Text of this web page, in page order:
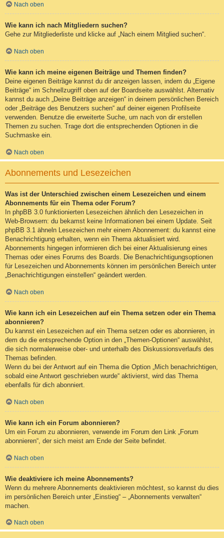
Nach oben
Wie kann ich nach Mitgliedern suchen?
Gehe zur Mitgliederliste und klicke auf „Nach einem Mitglied suchen“.
Nach oben
Wie kann ich meine eigenen Beiträge und Themen finden?
Deine eigenen Beiträge kannst du dir anzeigen lassen, indem du „Eigene
Beiträge“ im Schnellzugriff oben auf der Boardseite auswählst. Alternativ
kannst du auch „Deine Beiträge anzeigen“ in deinem persönlichen Bereich
oder „Beiträge des Benutzers suchen“ auf deiner eigenen Profilseite
verwenden. Benutze die erweiterte Suche, um nach von dir erstellen
Themen zu suchen. Trage dort die entsprechenden Optionen in die
Suchmaske ein.
Nach oben
Abonnements und Lesezeichen
Was ist der Unterschied zwischen einem Lesezeichen und einem
Abonnements für ein Thema oder Forum?
In phpBB 3.0 funktionierten Lesezeichen ähnlich den Lesezeichen in
Web-Browsern: du bekamst keine Informationen bei einem Update. Seit
phpBB 3.1 ähneln Lesezeichen mehr einem Abonnement: du kannst eine
Benachrichtigung erhalten, wenn ein Thema aktualisiert wird.
Abonnements hingegen informieren dich bei einer Aktualisierung eines
Themas oder eines Forums des Boards. Die Benachrichtigungsoptionen
für Lesezeichen und Abonnements können im persönlichen Bereich unter
„Benachrichtigungen einstellen“ geändert werden.
Nach oben
Wie kann ich ein Lesezeichen auf ein Thema setzen oder ein Thema
abonnieren?
Du kannst ein Lesezeichen auf ein Thema setzen oder es abonnieren, in
dem du die entsprechende Option in den „Themen-Optionen“ auswählst,
die sich normalerweise ober- und unterhalb des Diskussionsverlaufs des
Themas befinden.
Wenn du bei der Antwort auf ein Thema die Option „Mich benachrichtigen,
sobald eine Antwort geschrieben wurde“ aktivierst, wird das Thema
ebenfalls für dich abonniert.
Nach oben
Wie kann ich ein Forum abonnieren?
Um ein Forum zu abonnieren, verwende im Forum den Link „Forum
abonnieren“, der sich meist am Ende der Seite befindet.
Nach oben
Wie deaktiviere ich meine Abonnements?
Wenn du mehrere Abonnements deaktivieren möchtest, so kannst du dies
im persönlichen Bereich unter „Einstieg“ – „Abonnements verwalten“
machen.
Nach oben